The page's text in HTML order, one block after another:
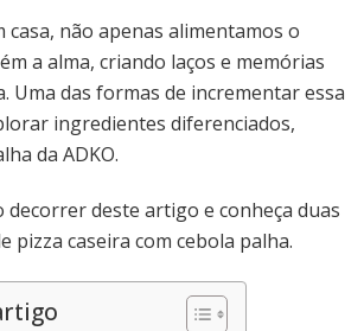
casa, não apenas alimentamos o
a alma, criando laços e memórias
Uma das formas de incrementar essa
ingredientes diferenciados,
da ADKO.
decorrer deste artigo e conheça duas
pizza caseira com cebola palha.